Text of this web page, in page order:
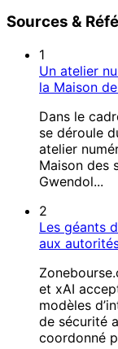
Sources &
1
Un atelier
la Maison
Dans le
se déroule
atelier
Maison des
Gwendol...
2
Les géants
aux
et xAI
modèles
de sécurité
coordonné